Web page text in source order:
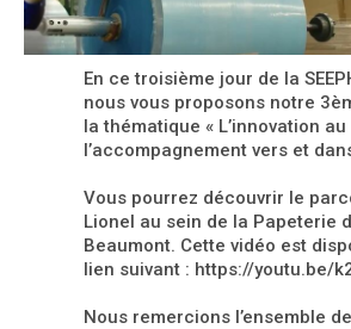
En ce troisième jour de la
nous vous proposons notre
la thématique « L’innovation
l’accompagnement vers et
Vous pourrez découvrir le
Lionel au sein de la Papeterie
Beaumont. Cette vidéo est
lien suivant : https://youtu.be/
Nous remercions l’ensemble